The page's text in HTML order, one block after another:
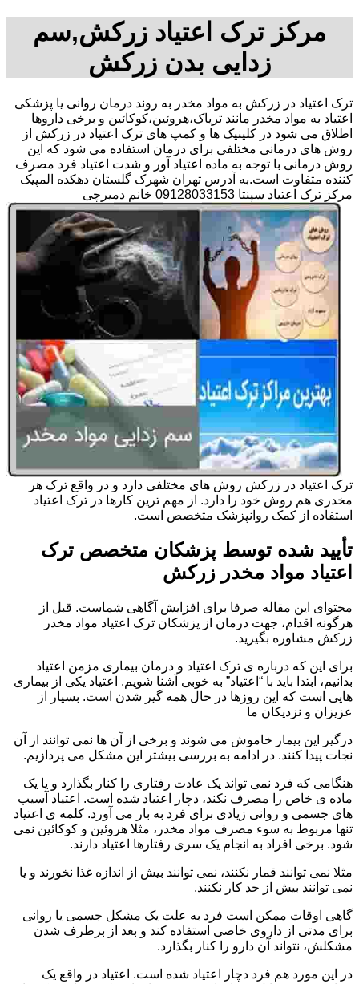
مرکز ترک اعتیاد زرکش,سم
زدایی بدن زرکش
ترک اعتیاد در زرکش به مواد مخدر به روند درمان روانی یا پزشکی
اعتیاد به مواد مخدر مانند تریاک،هروئین،کوکائین و برخی داروها
اطلاق می شود در کلینیک ها و کمپ های ترک اعتیاد در زرکش از
روش های درمانی مختلفی برای درمان استفاده می شود که این
روش درمانی با توجه به ماده اعتیاد آور و شدت اعتیاد فرد مصرف
کننده متفاوت است.به آدرس تهران شهرک گلستان دهکده المپیک
مرکز ترک اعتیاد سپنتا 09128033153 خانم دمیرچی
ترک اعتیاد در زرکش روش های مختلفی دارد و در واقع ترک هر
مخدری هم روش خود را دارد. از مهم ترین کارها در ترک اعتیاد
استفاده از کمک روانپزشک متخصص است.
تأیید شده توسط پزشکان متخصص ترک
اعتیاد مواد مخدر زرکش
محتوای این مقاله صرفا برای افزایش آگاهی شماست. قبل از
هرگونه اقدام، جهت درمان از پزشکان ترک اعتیاد مواد مخدر
زرکش مشاوره بگیرید.
برای این که درباره ی ترک اعتیاد و درمان بیماری مزمن اعتیاد
بدانیم، ابتدا باید با “اعتیاد” به خوبی آشنا شویم. اعتیاد یکی از بیماری
هایی است که این روزها در حال همه گیر شدن است. بسیار از
عزیزان و نزدیکان ما
درگیر این بیمار خاموش می شوند و برخی از آن ها نمی توانند از آن
نجات پیدا کنند. در ادامه به بررسی بیشتر این مشکل می پردازیم.
هنگامی که فرد نمی تواند یک عادت رفتاری را کنار بگذارد و یا یک
ماده ی خاص را مصرف نکند، دچار اعتیاد شده است. اعتیاد آسیب
های جسمی و روانی زیادی برای فرد به بار می آورد. کلمه ی اعتیاد
تنها مربوط به سوء مصرف مواد مخدر، مثلا هروئین و کوکائین نمی
شود. برخی افراد به انجام یک سری رفتارها اعتیاد دارند.
مثلا نمی توانند قمار نکنند، نمی توانند بیش از اندازه غذا نخورند و یا
نمی توانند بیش از حد کار نکنند.
گاهی اوقات ممکن است فرد به علت یک مشکل جسمی یا روانی
برای مدتی از داروی خاصی استفاده کند و بعد از برطرف شدن
مشکلش، نتواند آن دارو را کنار بگذارد.
در این مورد هم فرد دچار اعتیاد شده است. اعتیاد در واقع یک